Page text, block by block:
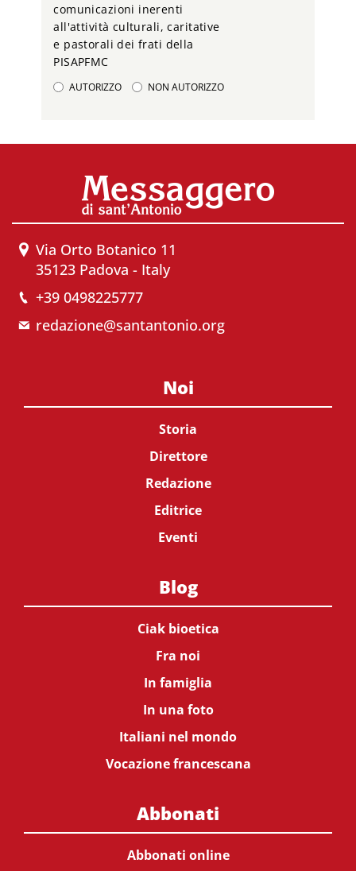
comunicazioni inerenti
all'attività culturali, caritative
e pastorali dei frati della
PISAPFMC
AUTORIZZO NON AUTORIZZO
Via Orto Botanico 11
35123 Padova - Italy
+39 0498225777
redazione@santantonio.org
Noi
Storia
Direttore
Redazione
Editrice
Eventi
Blog
Ciak bioetica
Fra noi
In famiglia
In una foto
Italiani nel mondo
Vocazione francescana
Abbonati
Abbonati online